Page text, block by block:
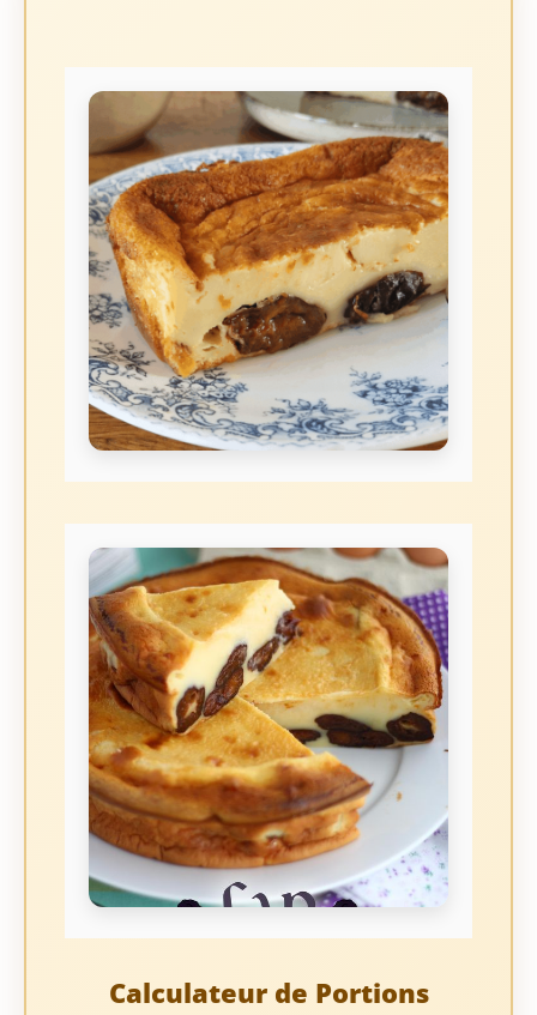
Calculateur de Portions